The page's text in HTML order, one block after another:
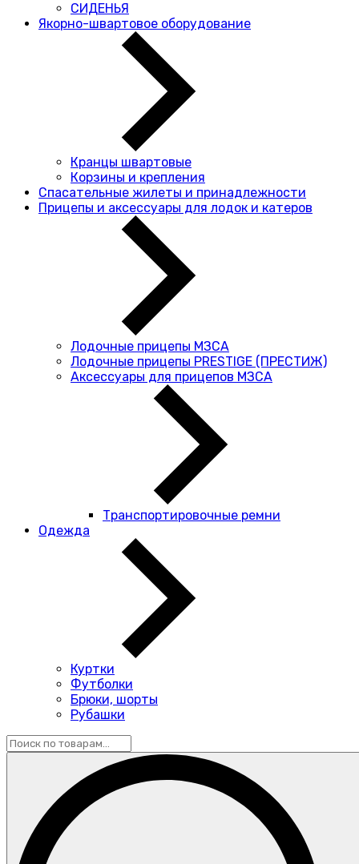
СИДЕНЬЯ
Якорно-швартовое оборудование
Кранцы швартовые
Корзины и крепления
Спасательные жилеты и принадлежности
Прицепы и аксессуары для лодок и катеров
Лодочные прицепы МЗСА
Лодочные прицепы PRESTIGE (ПРЕСТИЖ)
Аксессуары для прицепов МЗСА
Транспортировочные ремни
Одежда
Куртки
Футболки
Брюки, шорты
Рубашки